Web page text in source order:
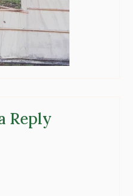
Reply